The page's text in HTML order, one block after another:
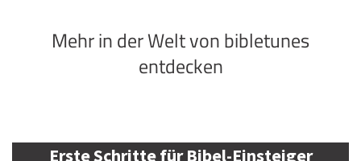
Mehr in der Welt von bibletunes
entdecken
Erste Schritte für Bibel-Einsteiger